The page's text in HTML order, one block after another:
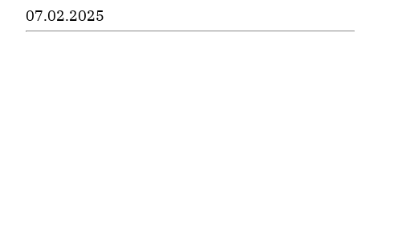
07.02.2025